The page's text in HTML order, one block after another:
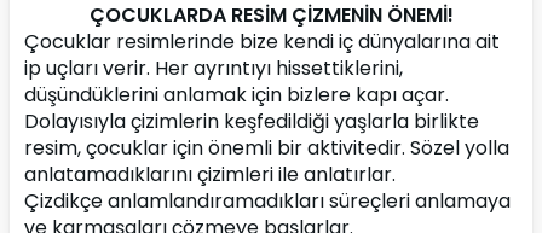
ÇOCUKLARDA RESİM ÇİZMENİN ÖNEMİ!
Çocuklar resimlerinde bize kendi iç dünyalarına ait
ip uçları verir. Her ayrıntıyı hissettiklerini,
düşündüklerini anlamak için bizlere kapı açar.
Dolayısıyla çizimlerin keşfedildiği yaşlarla birlikte
resim, çocuklar için önemli bir aktivitedir. Sözel yolla
anlatamadıklarını çizimleri ile anlatırlar.
Çizdikçe anlamlandıramadıkları süreçleri anlamaya